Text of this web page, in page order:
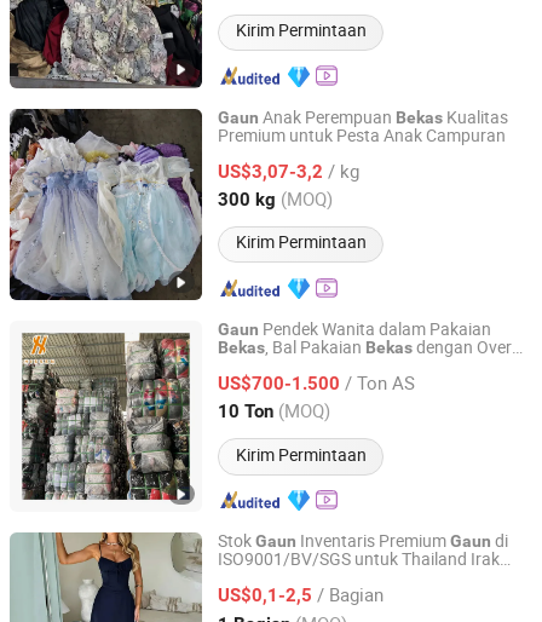
Kirim Permintaan
Gaun Anak Perempuan Bekas Kualitas
Premium untuk Pesta Anak Campuran
US$3,07-3,2 / kg
300 kg (MOQ)
Kirim Permintaan
Wenzhou Hongyang Trading Co., Ltd.
Zhejiang, China Harga mulai 2025
Gaun Pendek Wanita dalam Pakaian
Bekas, Bal Pakaian Bekasdengan Overall
US$700-1.500 / Ton AS
10 Ton (MOQ)
Kirim Permintaan
Guangzhou Hissen International Trade Limited Company
Guangdong, China Harga mulai 2022
StokGaun Inventaris PremiumGaun di
ISO9001/BV/SGS untuk Thailand Irak
LiberiaGaun Stok
US$0,1-2,5 / Bagian
HASUN Mechanical & Electrical Equipment Co., Ltd.